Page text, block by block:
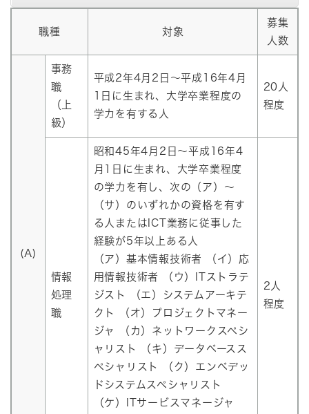
職種 対象
募集
人数
(A)
事務
職
（上
級）
平成2年4月2日～平成16年4月
1日に生まれ、大学卒業程度の
学力を有する人
20人
程度
情報
処理
職
昭和45年4月2日～平成16年4
月1日に生まれ、大学卒業程度
の学力を有し、次の（ア）～
（サ）のいずれかの資格を有す
る人またはICT業務に従事した
経験が5年以上ある人
（ア）基本情報技術者 （イ）応
用情報技術者 （ウ）ITストラテ
ジスト （エ）システムアーキテ
クト （オ）プロジェクトマネー
ジャ （カ）ネットワークスペシ
ャリスト （キ）データベースス
ペシャリスト （ク）エンベデッ
ドシステムスペシャリスト
（ケ）ITサービスマネージャ
2人
程度